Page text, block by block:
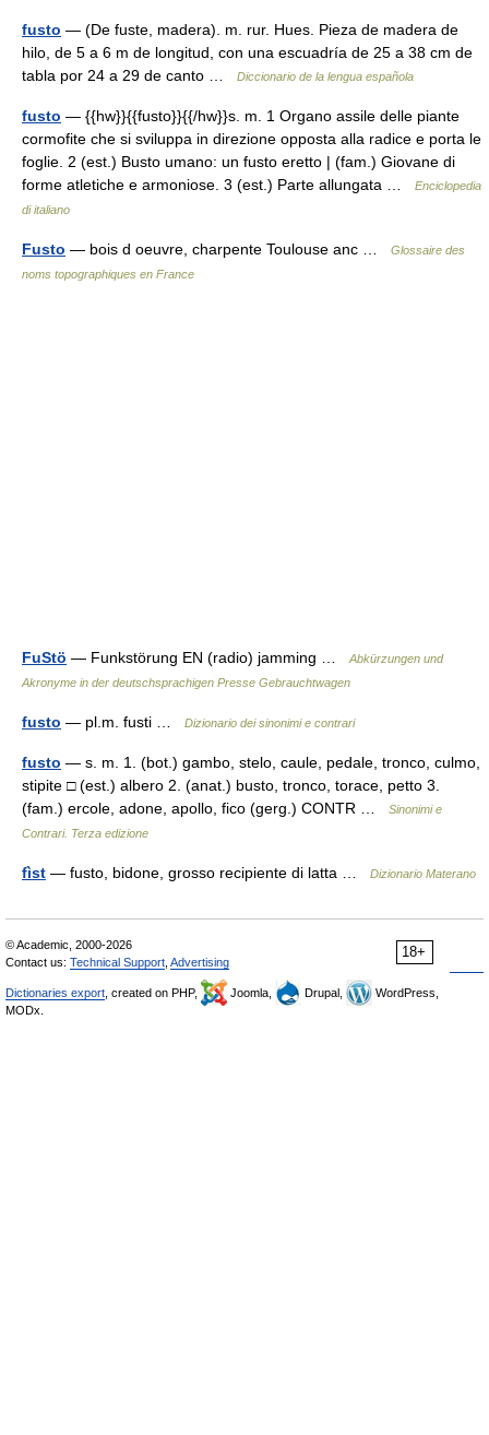
fusto — (De fuste, madera). m. rur. Hues. Pieza de madera de
hilo, de 5 a 6 m de longitud, con una escuadría de 25 a 38 cm de
tabla por 24 a 29 de canto …
Diccionario de la lengua española
fusto — {{hw}}{{fusto}}{{/hw}}s. m. 1 Organo assile delle piante
cormofite che si sviluppa in direzione opposta alla radice e porta le
foglie. 2 (est.) Busto umano: un fusto eretto | (fam.) Giovane di
forme atletiche e armoniose. 3 (est.) Parte allungata …
Enciclopedia
di italiano
Fusto — bois d oeuvre, charpente Toulouse anc …
Glossaire des
noms topographiques en France
FuStö — Funkstörung EN (radio) jamming …Abkürzungen und
Akronyme in der deutschsprachigen Presse Gebrauchtwagen
fusto — pl.m. fusti … Dizionario dei sinonimi e contrari
fusto — s. m. 1. (bot.) gambo, stelo, caule, pedale, tronco, culmo,
stipite □ (est.) albero 2. (anat.) busto, tronco, torace, petto 3.
(fam.) ercole, adone, apollo, fico (gerg.) CONTR …
Sinonimi e
Contrari. Terza edizione
fìst — fusto, bidone, grosso recipiente di latta … Dizionario Materano
18+
© Academic, 2000-2026
Contact us: Technical Support Advertising
Dictionaries export , created on PHP, Joomla, Drupal,
WordPress,
MODx.